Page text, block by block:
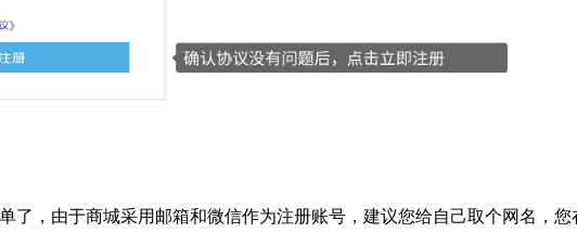
，由于商城采用邮箱和微信作为注册账号，建议您给自己取个网名，